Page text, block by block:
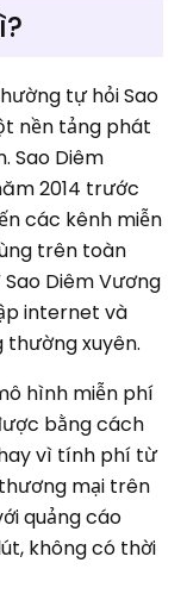
tự hỏi Sao
nền tảng phát
Sao Diêm
2014 trước
các kênh miễn
trên toàn
Diêm Vương
internet và
thường xuyên.
hình miễn phí
bằng cách
vì tính phí từ
mại trên
quảng cáo
không có thời